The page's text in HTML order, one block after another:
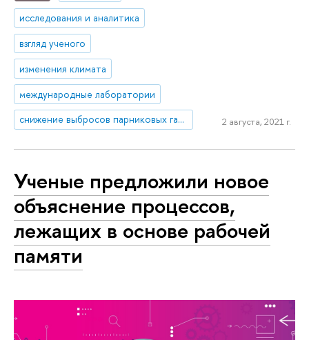
исследования и аналитика
взгляд ученого
изменения климата
международные лаборатории
снижение выбросов парниковых газов
2 августа, 2021 г.
Ученые предложили новое
объяснение процессов,
лежащих в основе рабочей
памяти